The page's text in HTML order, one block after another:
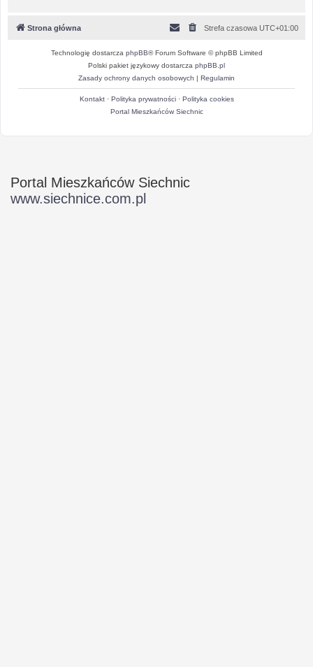
Strona główna Strefa czasowa UTC+01:00
Technologię dostarcza phpBB® Forum Software © phpBB Limited
Polski pakiet językowy dostarcza phpBB.pl
Zasady ochrony danych osobowych | Regulamin
Kontakt· Polityka prywatności· Polityka cookies
Portal Mieszkańców Siechnic
Portal Mieszkańców Siechnic
www.siechnice.com.pl